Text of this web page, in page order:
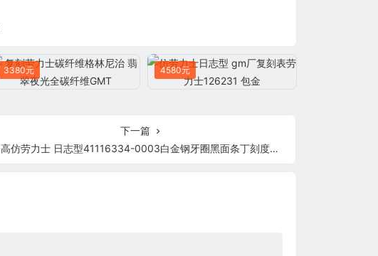
3380元 4580元
下一篇
高仿劳力士 日志型41116334-0003白金钢牙圈黑面条丁刻度男表